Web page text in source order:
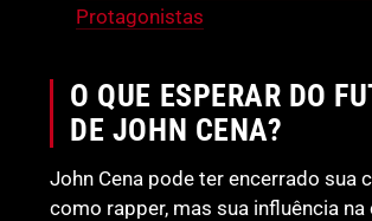
Protagonistas
O QUE ESPERAR DO
DE JOHN CENA?
John Cena pode ter encerrado sua
como rapper, mas sua influência